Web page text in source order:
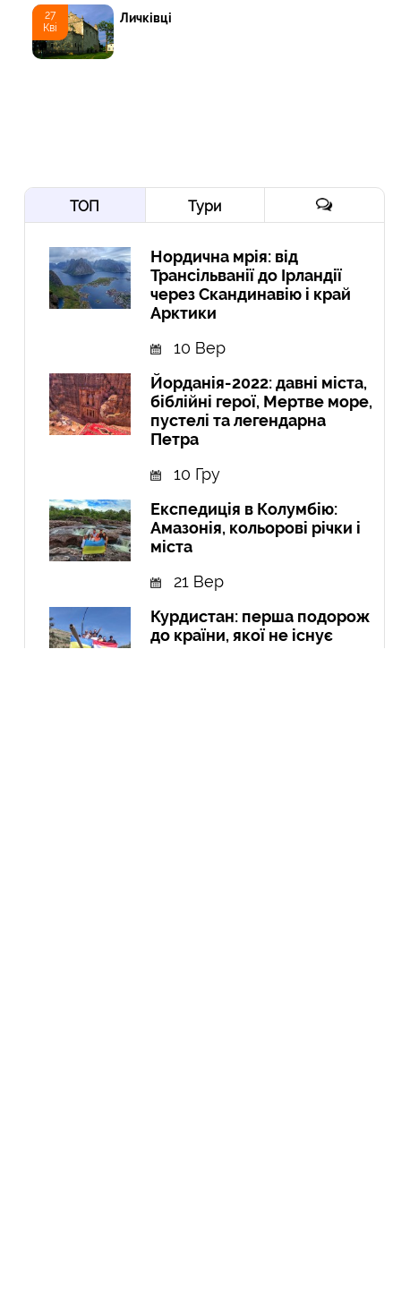
27
Кві
Личківці
ТОП Тури
Нордична мрія: від
Трансільванії до Ірландії
через Скандинавію і край
Арктики
10 Вер
Йорданія-2022: давні міста,
біблійні герої, Мертве море,
пустелі та легендарна
Петра
10 Гру
Експедиція в Колумбію:
Амазонія, кольорові річки і
міста
21 Вер
Курдистан: перша подорож
до країни, якої не існує